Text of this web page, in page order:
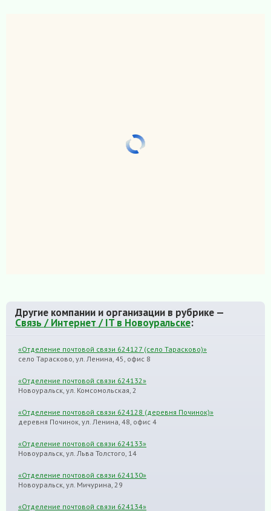
Другие компании и организации в рубрике —
Связь / Интернет / IT в Новоуральске:
«Отделение почтовой связи 624127 (село Тарасково)»
село Тарасково, ул. Ленина, 45, офис 8
«Отделение почтовой связи 624132»
Новоуральск, ул. Комсомольская, 2
«Отделение почтовой связи 624128 (деревня Починок)»
деревня Починок, ул. Ленина, 48, офис 4
«Отделение почтовой связи 624133»
Новоуральск, ул. Льва Толстого, 14
«Отделение почтовой связи 624130»
Новоуральск, ул. Мичурина, 29
«Отделение почтовой связи 624134»